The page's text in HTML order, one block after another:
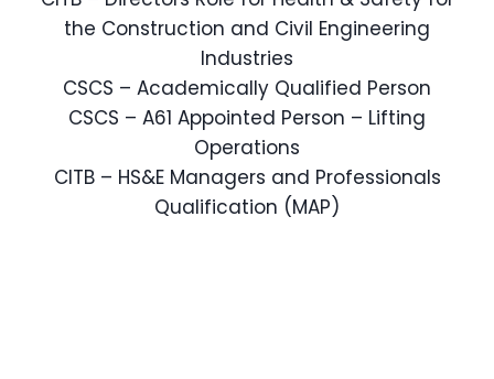
the Construction and Civil Engineering
Industries
CSCS – Academically Qualified Person
CSCS – A61 Appointed Person – Lifting
Operations
CITB – HS&E Managers and Professionals
Qualification (MAP)